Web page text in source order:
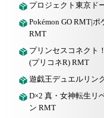
プロジェクト東京ド
Pokémon GO RMT|ポ
RMT
プリンセスコネクト
(プリコネR) RMT
遊戯王デュエルリン
D×2 真・女神転生リ
ン RMT